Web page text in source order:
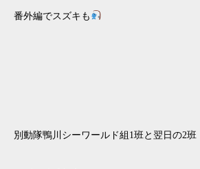
番外編でスズキも
別動隊鴨川シーワールド組1班と翌日の2班